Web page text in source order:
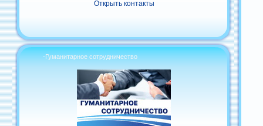
Открыть контакты
-Гуманитарное сотрудничество